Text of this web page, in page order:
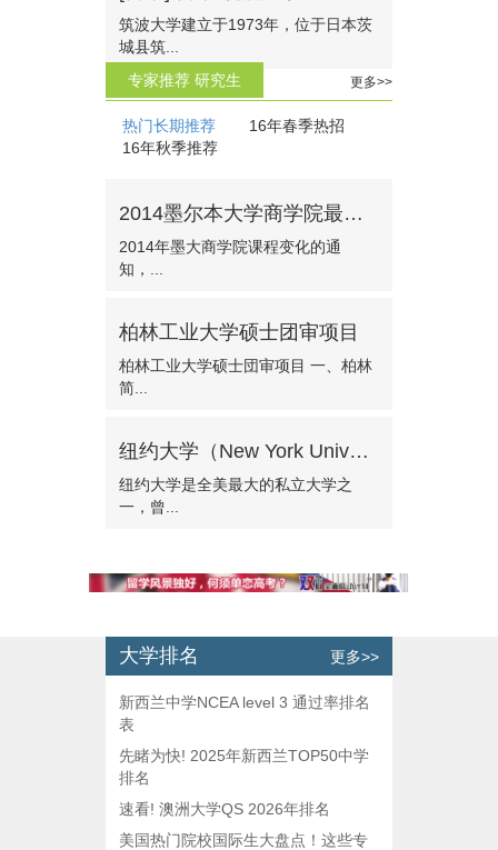
筑波大学建立于1973年，位于日本茨
城县筑...
专家推荐 研究生
更多>>
热门长期推荐
16年春季热招
16年秋季推荐
2014墨尔本大学商学院最新要求
2014年墨大商学院课程变化的通
知，...
柏林工业大学硕士团审项目
柏林工业大学硕士団审项目 一、柏林
简...
纽约大学（New York University）——美国最时尚的学府
纽约大学是全美最大的私立大学之
一，曾...
大学排名 更多>>
新西兰中学NCEA level 3 通过率排名
表
先睹为快! 2025年新西兰TOP50中学
排名
速看! 澳洲大学QS 2026年排名
美国热门院校国际生大盘点！这些专